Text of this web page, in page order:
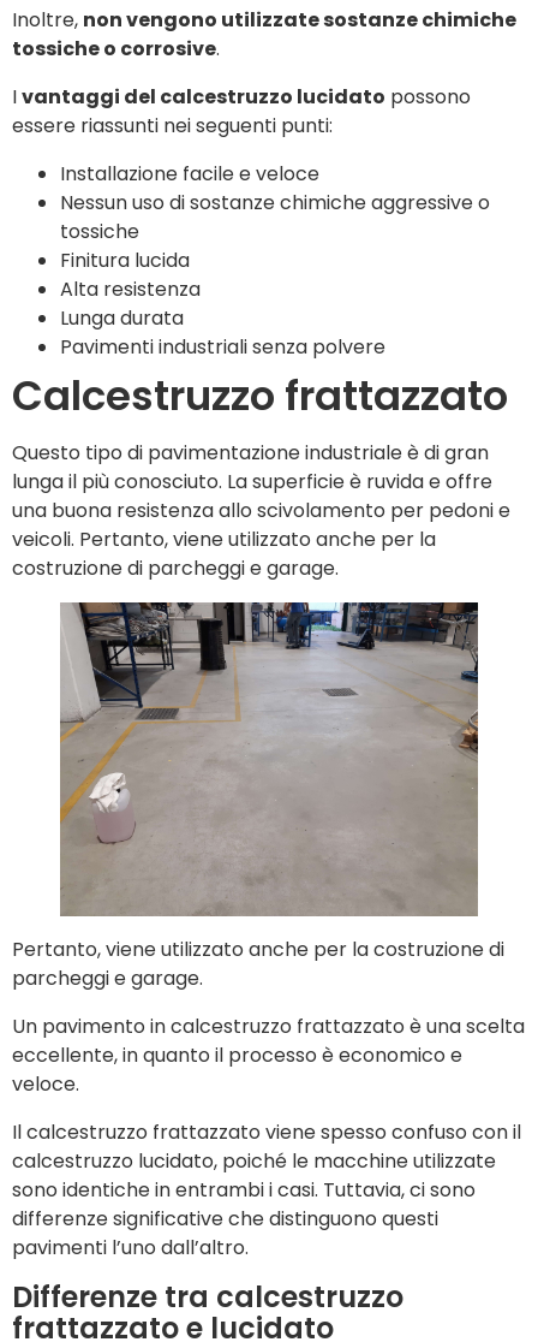
Inoltre, non vengono utilizzate sostanze chimiche
tossiche o corrosive.
Ivantaggi del calcestruzzo lucidato possono
essere riassunti nei seguenti punti:
Installazione facile e veloce
Nessun uso di sostanze chimiche aggressive o
tossiche
Finitura lucida
Alta resistenza
Lunga durata
Pavimenti industriali senza polvere
Calcestruzzo frattazzato
Questo tipo di pavimentazione industriale è di gran
lunga il più conosciuto. La superficie è ruvida e offre
una buona resistenza allo scivolamento per pedoni e
veicoli. Pertanto, viene utilizzato anche per la
costruzione di parcheggi e garage.
Pertanto, viene utilizzato anche per la costruzione di
parcheggi e garage.
Un pavimento in calcestruzzo frattazzato è una scelta
eccellente, in quanto il processo è economico e
veloce.
Il calcestruzzo frattazzato viene spesso confuso con il
calcestruzzo lucidato, poiché le macchine utilizzate
sono identiche in entrambi i casi. Tuttavia, ci sono
differenze significative che distinguono questi
pavimenti l’uno dall’altro.
Differenze tra calcestruzzo
frattazzato e lucidato